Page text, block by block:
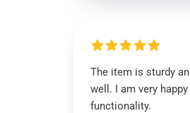
The item is sturdy
well. I am very
functionality.